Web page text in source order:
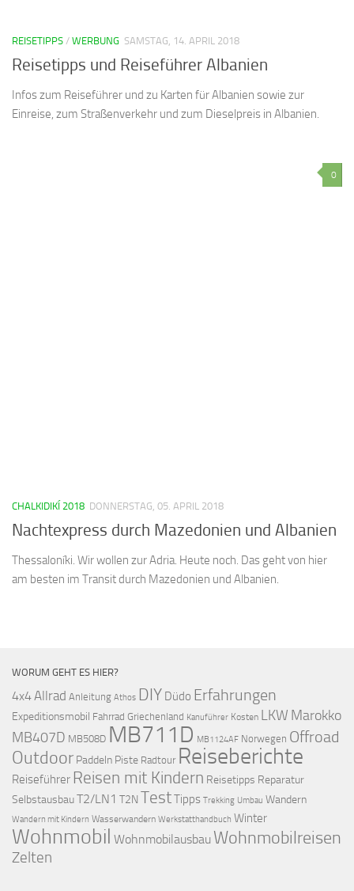
REISETIPPS / WERBUNG SAMSTAG, 14. APRIL 2018
Reisetipps und Reiseführer Albanien
Infos zum Reiseführer und zu Karten für Albanien sowie zur
Einreise, zum Straßenverkehr und zum Dieselpreis in Albanien.
0
CHALKIDIKÍ 2018 DONNERSTAG, 05. APRIL 2018
Nachtexpress durch Mazedonien und Albanien
Thessaloníki. Wir wollen zur Adria. Heute noch. Das geht von hier
am besten im Transit durch Mazedonien und Albanien.
WORUM GEHT ES HIER?
4x4 Allrad Anleitung Athos DIY Düdo Erfahrungen
Expeditionsmobil Fahrrad Griechenland Kanuführer Kosten LKW Marokko
MB407D MB508D MB711D MB1124AF Norwegen Offroad
Outdoor Paddeln Piste Radtour Reiseberichte
Reiseführer Reisen mit Kindern Reisetipps Reparatur
SelbstausbauT2/LN1 T2N TestTipps Trekking Umbau Wandern
Wandern mit Kindern Wasserwandern Werkstatthandbuch Winter
Wohnmobil Wohnmobilausbau Wohnmobilreisen
Zelten